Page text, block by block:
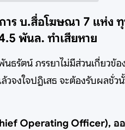
าร บ.สื่อโฆษณา 7 แห่ง
พันล. ทำเสียหาย
รัตน์ ภรรยาไม่มีส่วนเกี่ยวข้อ
วจงใจปฏิเสธ จะต้องรับผลชั่ว
Operating Officer), อ